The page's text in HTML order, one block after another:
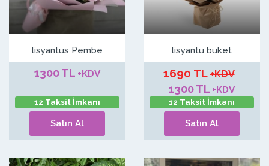
lisyantus Pembe
1300 TL +KDV
12 Taksit İmkanı
Satın Al
lisyantu buket
1690 TL+KDV
1300 TL +KDV
12 Taksit İmkanı
Satın Al